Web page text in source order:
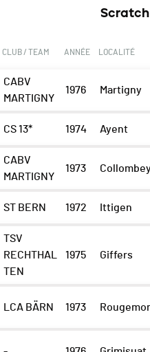
CLUB / TEAM ANNÉE LOCALITÉ
CABV
MARTIGNY
1976 Martigny
CS 13* 1974 Ayent
CABV
MARTIGNY
1973
ST BERN 1972 Ittigen
TSV
RECHTHAL
TEN
1975 Giffers
LCA BÄRN 1973